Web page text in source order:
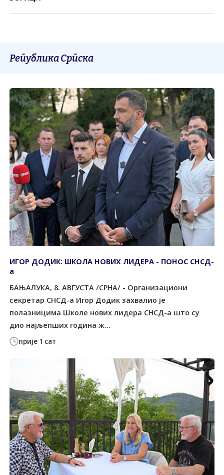
Република Српска
прије 1 сат
ИГОР ДОДИК: ШКОЛА НОВИХ ЛИДЕРА - ПОНОС СНСД-
а
БАЊАЛУКА, 8. АВГУСТА /СРНА/ - Организациони
секретар СНСД-а Игор Додик захвалио је
полазницима Школе нових лидера СНСД-а што су
дио најљепших година ж...